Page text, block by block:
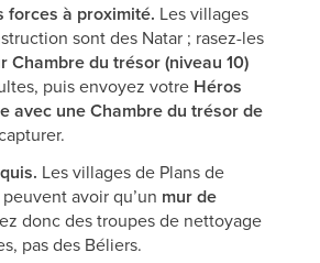
forces à proximité. Les villages
sont des Natar ; rasez-les
Chambre du trésor (niveau 10)
puis envoyez votre Héros
avec une Chambre du trésor de
Les villages de Plans de
avoir qu’un mur de
donc des troupes de nettoyage
pas des Béliers.